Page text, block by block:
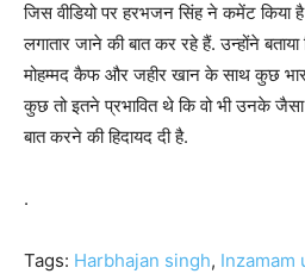
जिस वीडियो पर हरभजन सिंह ने कमेंट
लगातार जाने की बात कर रहे हैं. उन्होंने
मोहम्मद कैफ और जहीर खान के साथ कुछ
कुछ तो इतने प्रभावित थे कि वो भी उनके
बात करने की हिदायद दी है.
.
Tags: Harbhajan singh, Inzamam